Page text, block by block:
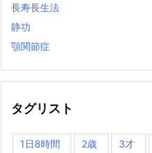
長寿長生法
静功
顎関節症
タグリスト
1日8時間 2歳 3才